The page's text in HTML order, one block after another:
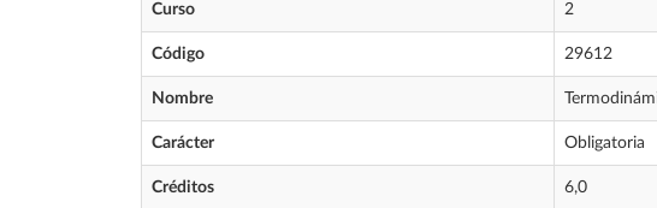
Curso 2
Código 29612
Nombre
Carácter Obligatoria
Créditos 6,0